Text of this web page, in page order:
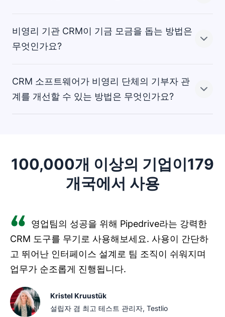
또한 조직은 보고, 영향력 측정, 모금 활동 최적화, 규정 준
수 보장을 통해 가치 있는 인사이트를 얻을 수 있습니다.
Pipedrive는 기부자 상호작용 및 홍보 활동을 추적할 수 있
CRM 시스템은 실시간 보고 및 분석을 통해 가치 있는 인
력을 더욱 극대화할 수 있게 해 줍니다.
비영리 기관 CRM이 기금 모금을 돕는 방법은
무엇인가요?
비영리 단체용 CRM은 클라우드 기반의 올인원 CRM 소프
자원봉사자를 중앙에서 관리하여 쉽게 찾고 연락할
수 있도록 지원
워크플로우 및 자동화를 통해 운영 효율화
데이터 기반 맞춤형 보고서를 생성하여 예측 및 의
비영리 단체에 적합한 CRM은 확장성을 제공해야 합니다.
자선 단체가 성장함에 따라 CRM 솔루션도 함께 성장할 수
CRM 소프트웨어가 비영리 단체의 기부자 관
계를 개선할 수 있는 방법은 무엇인가요?
만들어 기부자와의 관계 유지에 도움이 됩니다.
정기적인 소통은 기부자의 기억 속에 남아, 모금 시기가 되
면 사람들이 적극적으로 참여하고 대의에 관심을 가지게
100,000개 이상의 기업이179
개국에서 사용
영업팀의 성공을 위해 Pipedrive라는 강력한
CRM 도구를 무기로 사용해보세요. 사용이 간단하
고 뛰어난 인터페이스 설계로 팀 조직이 쉬워지며
업무가 순조롭게 진행됩니다.
Kristel Kruustük
설립자 겸 최고 테스트 관리자, Testlio